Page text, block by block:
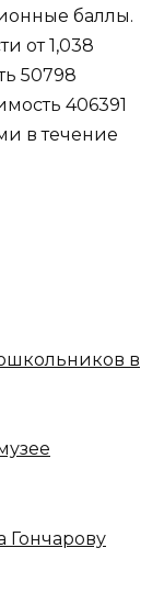
баллы.
от 1,038
50798
406391
в течение
в
Гончарову